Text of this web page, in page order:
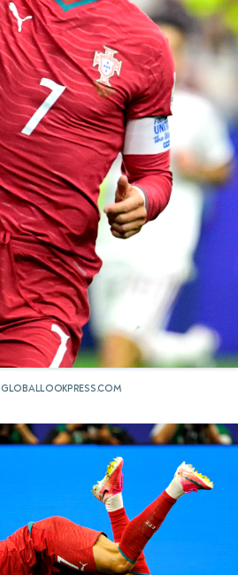
GLOBALLOOKPRESS.COM